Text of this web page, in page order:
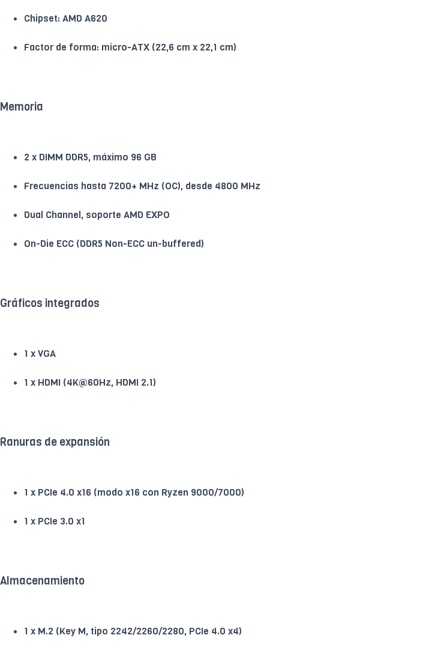
Chipset: AMD A620
Factor de forma: micro-ATX (22,6 cm x 22,1 cm)
Memoria
2 x DIMM DDR5, máximo 96 GB
Frecuencias hasta 7200+ MHz (OC), desde 4800 MHz
Dual Channel, soporte AMD EXPO
On-Die ECC (DDR5 Non-ECC un-buffered)
Gráficos integrados
1 x VGA
1 x HDMI (4K@60Hz, HDMI 2.1)
Ranuras de expansión
1 x PCIe 4.0 x16 (modo x16 con Ryzen 9000/7000)
1 x PCIe 3.0 x1
Almacenamiento
1 x M.2 (Key M, tipo 2242/2260/2280, PCIe 4.0 x4)